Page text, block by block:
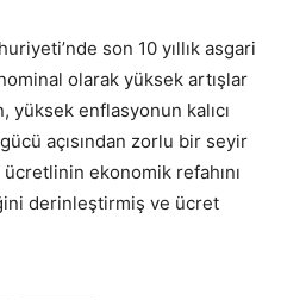
son 10 yıllık asgari
olarak yüksek artışlar
yüksek enflasyonun kalıcı
açısından zorlu bir seyir
ekonomik refahını
derinleştirmiş ve ücret